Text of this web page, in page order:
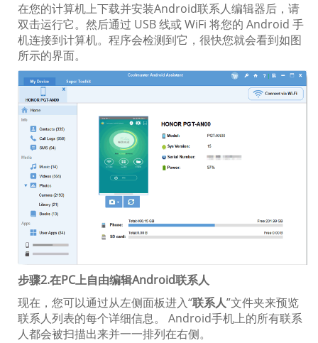
在您的计算机上下载并安装Android联系人编辑器后，请
双击运行它。然后通过 USB 线或 WiFi 将您的 Android 手
机连接到计算机。程序会检测到它，很快您就会看到如图
所示的界面。
步骤2.在PC上自由编辑Android联系人
现在，您可以通过从左侧面板进入“联系人”文件夹来预览
联系人列表的每个详细信息。 Android手机上的所有联系
人都会被扫描出来并一一排列在右侧。